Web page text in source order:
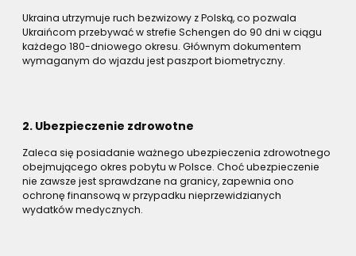
Ukraina utrzymuje ruch bezwizowy z Polską, co pozwala
Ukraińcom przebywać w strefie Schengen do 90 dni w ciągu
każdego 180-dniowego okresu. Głównym dokumentem
wymaganym do wjazdu jest paszport biometryczny.
2. Ubezpieczenie zdrowotne
Zaleca się posiadanie ważnego ubezpieczenia zdrowotnego
obejmującego okres pobytu w Polsce. Choć ubezpieczenie
nie zawsze jest sprawdzane na granicy, zapewnia ono
ochronę finansową w przypadku nieprzewidzianych
wydatków medycznych.